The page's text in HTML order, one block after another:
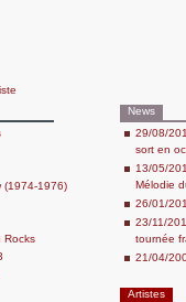
(1974-1976)
Rocks
News
29/08/
sort en
13/05/
Mélodie
26/01/
23/11/
tournée
21/04/
Artistes